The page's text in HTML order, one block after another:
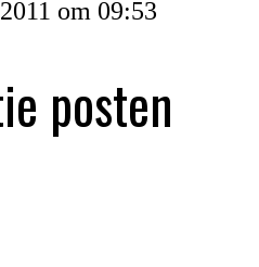
om 09:53
posten